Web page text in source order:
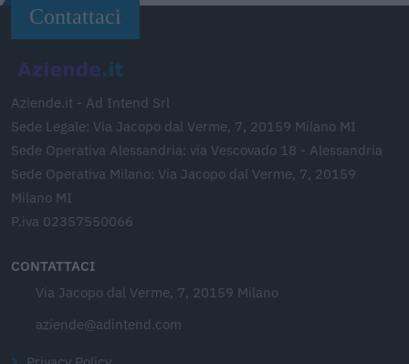
Contattaci
Aziende.it - Ad Intend Srl
Sede Legale: Via Jacopo dal Verme, 7, 20159 Milano MI
Sede Operativa Alessandria: via Vescovado 18 - Alessandria
Sede Operativa Milano: Via Jacopo dal Verme, 7, 20159
Milano MI
P.iva 02357550066
CONTATTACI
Via Jacopo dal Verme, 7, 20159 Milano
aziende@adintend.com